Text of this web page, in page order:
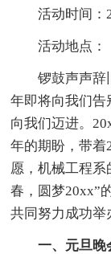
活动时间：
活动地点：
锣鼓声声辞旧
年即将向我们
向我们迈进。
年的期盼，带
愿，机械工程系
春，圆梦20xx”
共同努力成功举
一、元旦晚